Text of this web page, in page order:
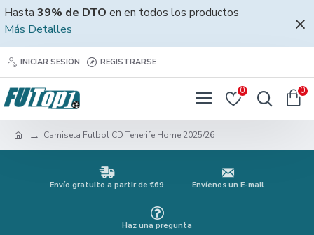
Hasta 39% de DTO en en todos los productos
Más Detalles
INICIAR SESIÓN REGISTRARSE
0 0
Camiseta Futbol CD Tenerife Home 2025/26
Envío gratuito a partir de €69 Envíenos un E-mail
Haz una pregunta